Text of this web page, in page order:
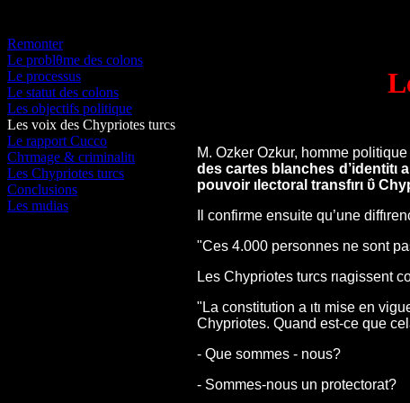
Remonter
Le problθme des colons
Le processus
Le statut des colons
Les objectifs politique
Les voix des Chypriotes turcs
Le rapport Cucco
Chτmage & criminalitι
Les Chypriotes turcs
Conclusions
Les mιdias
M. Ozker Ozkur, homme
des cartes blanches
pouvoir ιlectoral transfιrι ΰ
Il confirme ensuite qu’une
"Ces 4.000 personnes ne sont
Les Chypriotes turcs rιagissent
"La constitution a ιtι mise en
Chypriotes. Quand est-ce que
- Que sommes - nous?
- Sommes-nous un protectorat?